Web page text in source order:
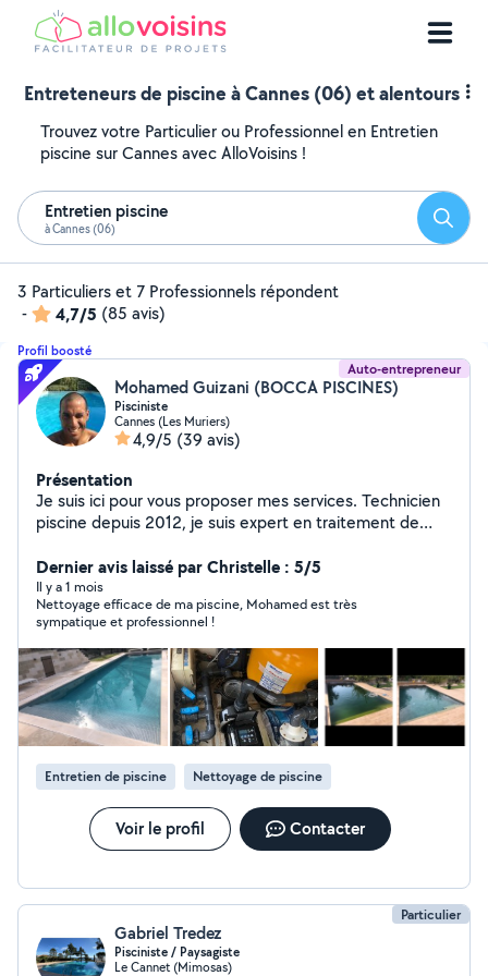
Entreteneurs de piscine à Cannes (06) et alentours
Trouvez votre Particulier ou Professionnel en Entretien
piscine sur Cannes avec AlloVoisins !
Entretien piscine
à Cannes (06)
3 Particuliers et 7 Professionnels répondent
-
4,7/5 (85 avis)
Profil boosté
Auto-entrepreneur
Mohamed Guizani (BOCCA PISCINES)
Pisciniste
Cannes (Les Muriers)
4,9/5 (39 avis)
Présentation
Je suis ici pour vous proposer mes services. Technicien
piscine depuis 2012, je suis expert en traitement de
Contactez moi pour toutes demandes et je me ferai un
Dernier avis laissé par Christelle : 5/5
Il y a 1 mois
Nettoyage efficace de ma piscine, Mohamed est très
sympatique et professionnel !
Entretien de piscine Nettoyage de piscine
Voir le profil Contacter
Particulier
Gabriel Tredez
Pisciniste / Paysagiste
Le Cannet (Mimosas)